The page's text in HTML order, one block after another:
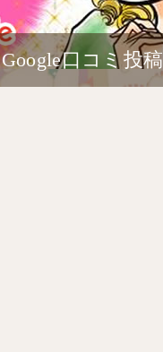
Google口コミ投稿